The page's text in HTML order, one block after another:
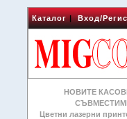
Каталог|Вход/
НОВИТЕ
Цветни лазерни